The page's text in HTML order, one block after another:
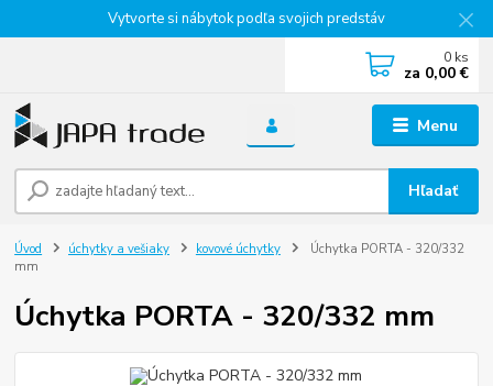
Vytvorte si nábytok podľa svojich predstáv
Menu
Hľadať
0 ks
za 0,00 €
Úvod úchytky a vešiaky kovové úchytky
Úchytka PORTA - 320/332
mm
Úchytka PORTA - 320/332 mm